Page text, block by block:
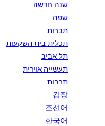
שנה חדשה
שפה
תברות
תכלית בית השקעות
תל אביב
תעשייה אוירית
תרבות
김장
조선어
한국어